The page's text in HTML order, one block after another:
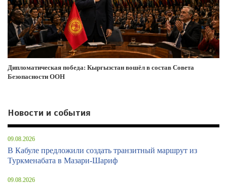
Дипломатическая победа: Кыргызстан вошёл в состав Совета
Безопасности ООН
Новости и события
09.08.2026
В Кабуле предложили создать транзитный маршрут из
Туркменабата в Мазари-Шариф
09.08.2026